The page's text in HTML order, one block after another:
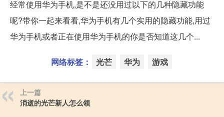
经常使用华为手机,是不是还没用过以下的几种隐藏功能
呢?带你一起来看看,华为手机有几个实用的隐藏功能,用过
华为手机或者正在使用华为手机的你是否知道这几个...
网络标签： 光芒 华为 游戏
上一篇
消逝的光芒新人怎么领